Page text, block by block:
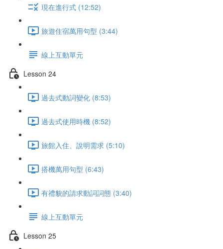
現在進行式 (12:52)
旅遊住宿萬用句型 (3:44)
線上互動單元
Lesson 24
過去式動詞變化 (8:53)
過去式使用時機 (8:52)
旅館入住、說明需求 (5:10)
搭機萬用句型 (6:43)
有禮貌的請求動詞詞態 (3:40)
線上互動單元
Lesson 25